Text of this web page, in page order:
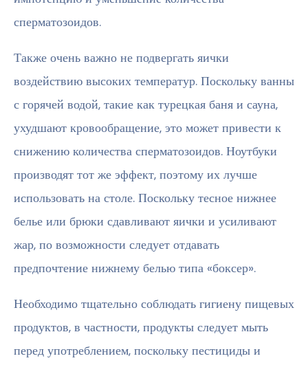
сперматозоидов.
Также очень важно не подвергать яички
воздействию высоких температур. Поскольку ванны
с горячей водой, такие как турецкая баня и сауна,
ухудшают кровообращение, это может привести к
снижению количества сперматозоидов. Ноутбуки
производят тот же эффект, поэтому их лучше
использовать на столе. Поскольку тесное нижнее
белье или брюки сдавливают яички и усиливают
жар, по возможности следует отдавать
предпочтение нижнему белью типа «боксер».
Необходимо тщательно соблюдать гигиену пищевых
продуктов, в частности, продукты следует мыть
перед употреблением, поскольку пестициды и